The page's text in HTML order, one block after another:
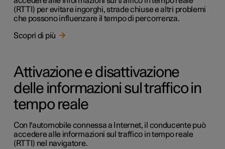
(RTTI) per evitare ingorghi, strade chiuse e altri problemi
che possono influenzare il tempo di percorrenza.
Scopri di più
Attivazione e disattivazione
delle informazioni sul traffico in
tempo reale
Con l'automobile connessa a Internet, il conducente può
accedere alle informazioni sul traffico in tempo reale
(RTTI) nel navigatore.